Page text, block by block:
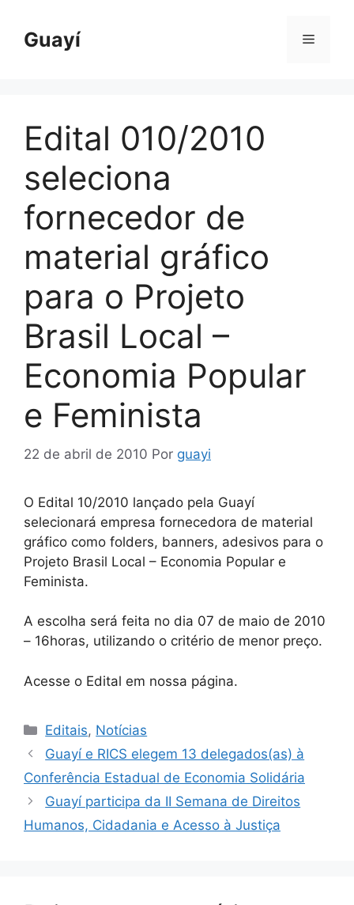
Guayí Menu
Edital 010/2010
seleciona
fornecedor de
material gráfico
para o Projeto
Brasil Local –
Economia Popular
e Feminista
22 de abril de 2010 Por guayi
O Edital 10/2010 lançado pela Guayí
selecionará empresa fornecedora de material
gráfico como folders, banners, adesivos para o
Projeto Brasil Local – Economia Popular e
Feminista.
A escolha será feita no dia 07 de maio de 2010
– 16horas, utilizando o critério de menor preço.
Acesse o Edital em nossa página.
Categorias
Editais, Notícias
Guayí e RICS elegem 13 delegados(as) à
Conferência Estadual de Economia Solidária
Guayí participa da II Semana de Direitos
Humanos, Cidadania e Acesso à Justiça